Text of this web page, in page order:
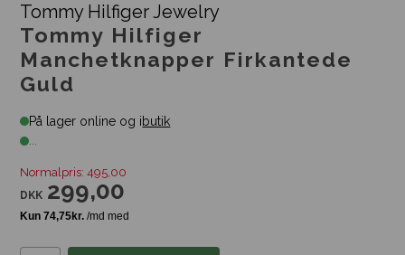
Tommy Hilfiger Jewelry
Tommy Hilfiger
Manchetknapper Firkantede
Guld
På lager online og ibutik
...
Normalpris: 495,00
DKK 299,00